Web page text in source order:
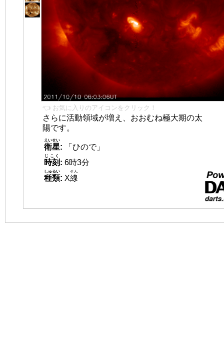
👈 お気に入りのアイコンをクリック！
さらに活動領域が増え、おおむね極大期の太
陽です。
衛星
えいせい
:
「ひので」
時刻
じこく
: 6時3分
種類
しゅるい
: X線
せん